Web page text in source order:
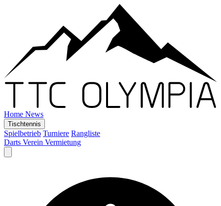
Home News
Tischtennis
Spielbetrieb Turniere Rangliste
Darts Verein Vermietung